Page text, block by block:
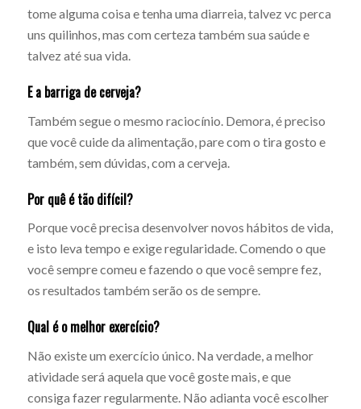
tome alguma coisa e tenha uma diarreia, talvez vc perca
uns quilinhos, mas com certeza também sua saúde e
talvez até sua vida.
E a barriga de cerveja?
Também segue o mesmo raciocínio. Demora, é preciso
que você cuide da alimentação, pare com o tira gosto e
também, sem dúvidas, com a cerveja.
Por quê é tão difícil?
Porque você precisa desenvolver novos hábitos de vida,
e isto leva tempo e exige regularidade. Comendo o que
você sempre comeu e fazendo o que você sempre fez,
os resultados também serão os de sempre.
Qual é o melhor exercício?
Não existe um exercício único. Na verdade, a melhor
atividade será aquela que você goste mais, e que
consiga fazer regularmente. Não adianta você escolher